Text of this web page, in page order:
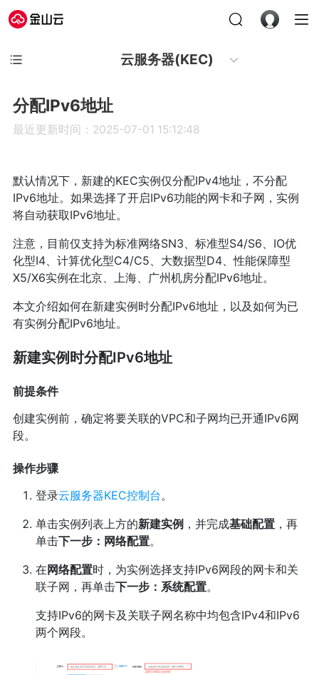
云服务器(KEC)
分配IPv6地址
最近更新时间：2025-07-01 15:12:48
默认情况下，新建的KEC实例仅分配IPv4地址，不分配
IPv6地址。如果选择了开启IPv6功能的网卡和子网，实例
将自动获取IPv6地址。
注意，目前仅支持为标准网络SN3、标准型S4/S6、IO优
化型I4、计算优化型C4/C5、大数据型D4、性能保障型
X5/X6实例在北京、上海、广州机房分配IPv6地址。
本文介绍如何在新建实例时分配IPv6地址，以及如何为已
有实例分配IPv6地址。
新建实例时分配IPv6地址
前提条件
创建实例前，确定将要关联的VPC和子网均已开通IPv6网
段。
操作步骤
登录云服务器KEC控制台。
单击实例列表上方的新建实例 ，并完成基础配置，再
单击下一步：网络配置。
在 网络配置时，为实例选择支持IPv6网段的网卡和关
联子网，再单击下一步：系统配置。
支持IPv6的网卡及关联子网名称中均包含IPv4和IPv6
两个网段。